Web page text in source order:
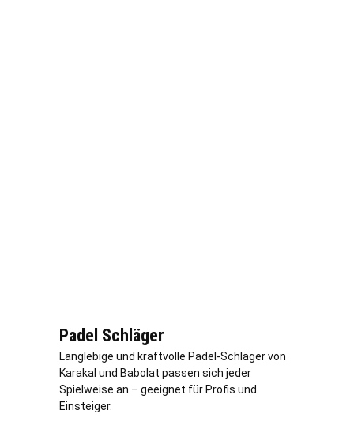
Padel Schläger
Langlebige und kraftvolle Padel-Schläger von
Karakal und Babolat passen sich jeder
Spielweise an – geeignet für Profis und
Einsteiger.